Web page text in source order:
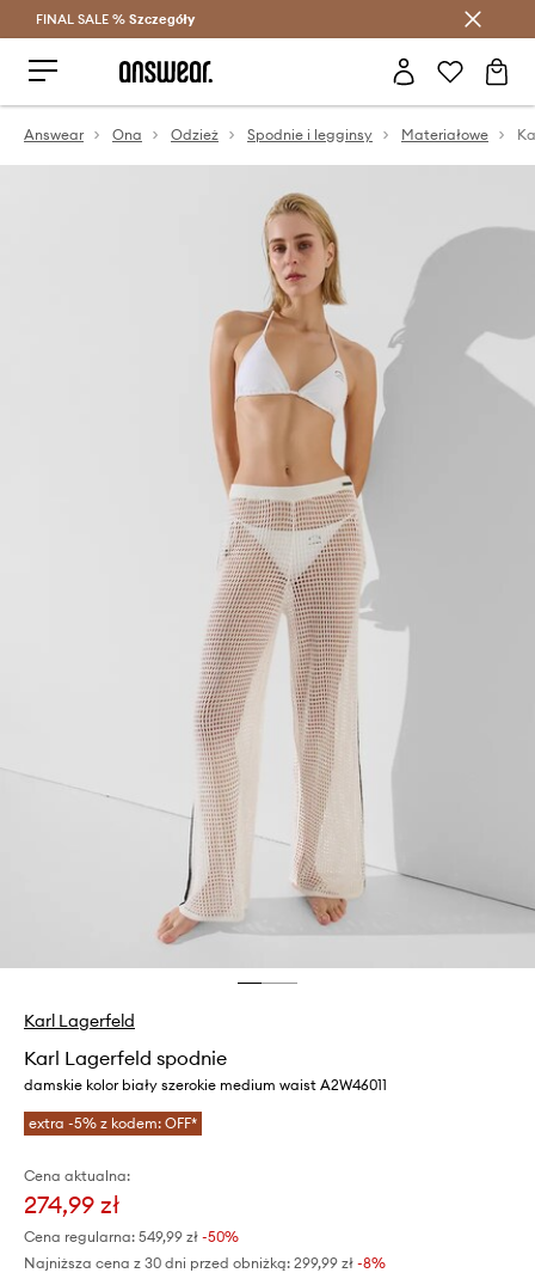
Oszczędzaj z Answear Club >
FINAL SALE % Szczegóły
Answear Ona Odzież Spodnie i legginsy Materiałowe
Karl Lagerfeld
Karl Lagerfeld spodnie
damskie kolor biały szerokie medium waist A2W46011
extra -5% z kodem: OFF*
Cena aktualna:
274,99 zł
Cena regularna: 549,99 zł -50%
Najniższa cena z 30 dni przed obniżką: 299,99 zł -8%